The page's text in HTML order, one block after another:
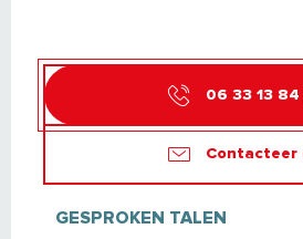
06 33 13 84
Contacteer
GESPROKEN TALEN
GESPROKEN TALEN